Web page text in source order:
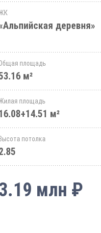
деревня»
площадь
м²
площадь
м²
Высота потолка
млн ₽